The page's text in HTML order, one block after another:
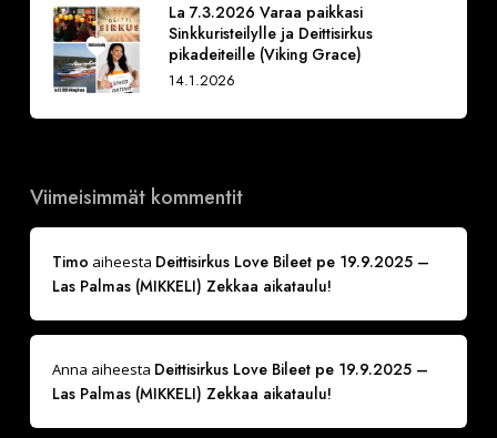
La 7.3.2026 Varaa paikkasi
Sinkkuristeilylle ja Deittisirkus
pikadeiteille (Viking Grace)
14.1.2026
Viimeisimmät kommentit
Timo aiheesta Deittisirkus Love Bileet pe 19.9.2025 –
Las Palmas (MIKKELI) Zekkaa aikataulu!
Anna aiheesta Deittisirkus Love Bileet pe 19.9.2025 –
Las Palmas (MIKKELI) Zekkaa aikataulu!